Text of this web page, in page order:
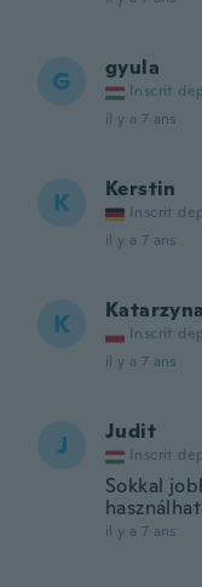
G gyula
Inscrit
il y a 7 ans
K Kerstin
Inscrit
il y a 7 ans
K Katarzyna
Inscrit
il y a 7 ans
J Judit
Inscrit
Sokkal
il y a 7 ans